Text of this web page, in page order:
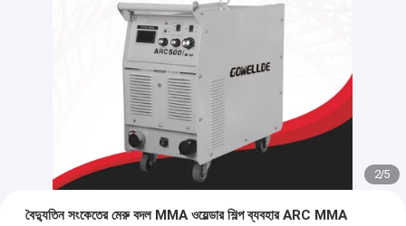
2/5
বৈদ্যুতিন সংকেতের মেরু বদল MMA ওয়েল্ডার শিল্প ব্যবহার ARC MMA